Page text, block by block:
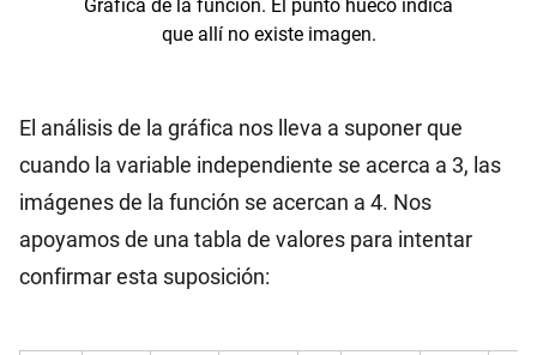
Gráfica de la función. El punto hueco indica
que allí no existe imagen.
El análisis de la gráfica nos lleva a suponer que
cuando la variable independiente se acerca a 3, las
imágenes de la función se acercan a 4. Nos
apoyamos de una tabla de valores para intentar
confirmar esta suposición: